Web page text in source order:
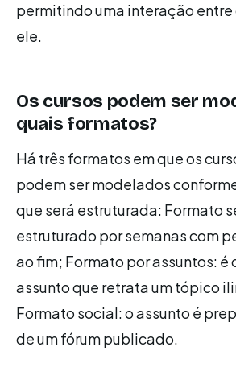
permitindo uma interação entre
ele.
Os cursos podem ser
quais formatos?
Há três formatos em que os
podem ser modelados
que será estruturada: Formato
estruturado por semanas com
ao fim; Formato por assuntos:
assunto que retrata um tópico
Formato social: o assunto é
de um fórum publicado.